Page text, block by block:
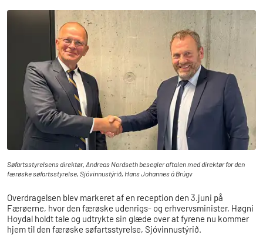
Søfartsstyrelsens direktør, Andreas Nordseth besegler aftalen med direktør for den
færøske søfartsstyrelse, Sjóvinnustýrið, Hans Johannes á Brúgv
Overdragelsen blev markeret af en reception den 3.juni på
Færøerne, hvor den færøske udenrigs- og erhvervsminister, Høgni
Hoydal holdt tale og udtrykte sin glæde over at fyrene nu kommer
hjem til den færøske søfartsstyrelse, Sjóvinnustýrið.